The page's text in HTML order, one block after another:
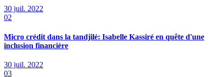
30 juil. 2022
02
Micro crédit dans la tandjilé: Isabelle Kassiré en quête d'une
inclusion financière
30 juil. 2022
03